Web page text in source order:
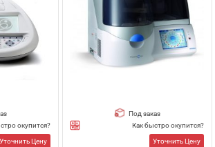
окупится?
Уточнить Цену
Под заказ
Как быстро окупится?
Уточнить Цену